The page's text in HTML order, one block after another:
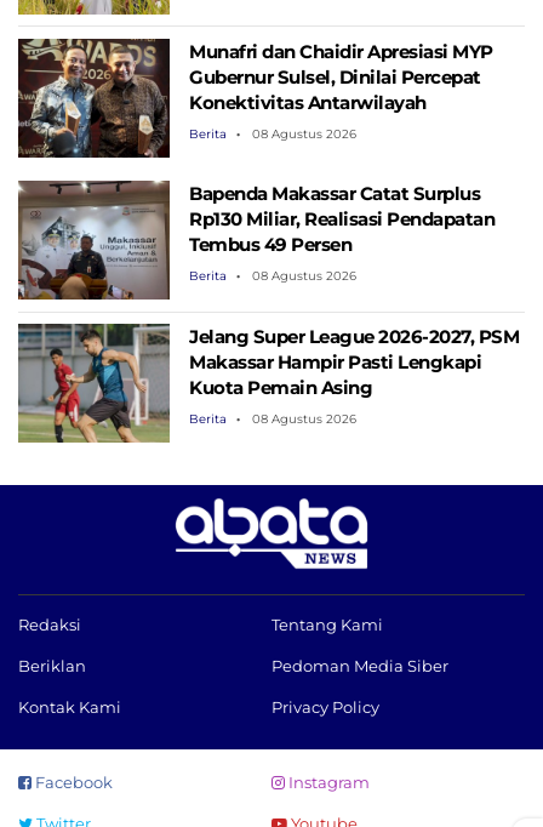
Munafri dan Chaidir Apresiasi MYP
Gubernur Sulsel, Dinilai Percepat
Konektivitas Antarwilayah
Berita 08 Agustus 2026
Bapenda Makassar Catat Surplus
Rp130 ​​Miliar, Realisasi Pendapatan
Tembus 49 Persen
Berita 08 Agustus 2026
Jelang Super League 2026-2027, PSM
Makassar Hampir Pasti Lengkapi
Kuota Pemain Asing
Berita 08 Agustus 2026
Redaksi Tentang Kami
Beriklan Pedoman Media Siber
Kontak Kami Privacy Policy
Facebook Instagram